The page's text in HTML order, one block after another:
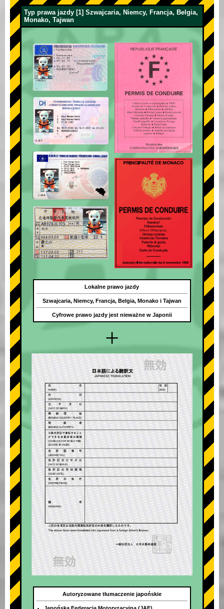
Typ prawa jazdy [1] Szwajcaria, Niemcy, Francja, Belgia,
Monako, Tajwan
+
Lokalne prawo jazdy
Szwajcaria, Niemcy, Francja, Belgia, Monako i Tajwan
Cyfrowe prawo jazdy jest nieważne w Japonii
Autoryzowane tłumaczenie japońskie